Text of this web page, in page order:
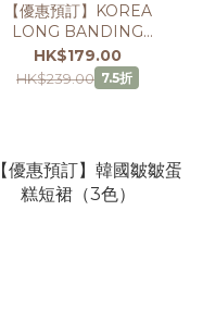
【優惠預訂】KOREA
LONG BANDING
SKIRT（2色）
HK$179.00
HK$239.00 7.5折